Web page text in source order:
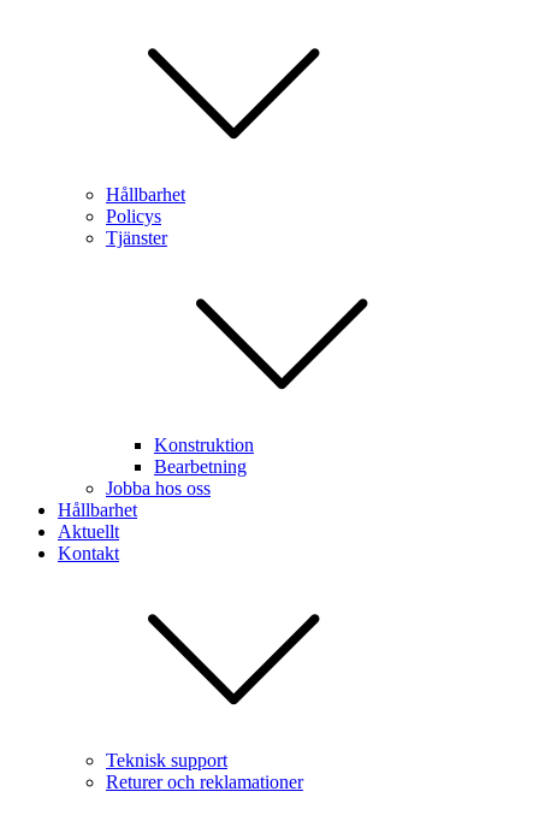
Hållbarhet
Policys
Tjänster
Konstruktion
Bearbetning
Jobba hos oss
Hållbarhet
Aktuellt
Kontakt
Teknisk support
Returer och reklamationer